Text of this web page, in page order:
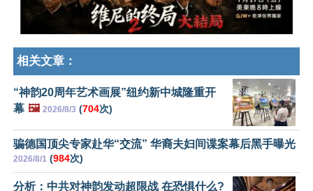
相关文章：
“神韵20周年艺术画展”纽约新中城隆重开
幕 🖼️ 2026/8/3 (704次)
骗德国顶尖专家赴华“交流” 华裔夫妇间谍案幕后黑手曝光
2026/8/1 (984次)
分析：中共对神韵发动超限战 在恐惧什么?